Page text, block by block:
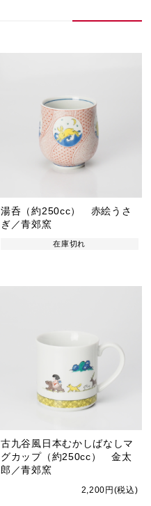
湯呑（約250cc） 赤絵うさ
ぎ／青郊窯
在庫切れ
古九谷風日本むかしばなしマ
グカップ（約250cc） 金太
郎／青郊窯
2,200円(税込)